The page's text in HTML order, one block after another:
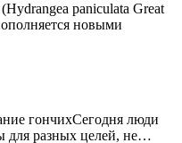
paniculata Great
новыми
гончихСегодня люди
для разных целей, не…